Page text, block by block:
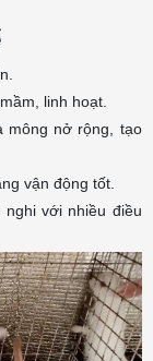
linh hoạt.
mông nở rộng, tạo
vận động tốt.
với nhiều điều